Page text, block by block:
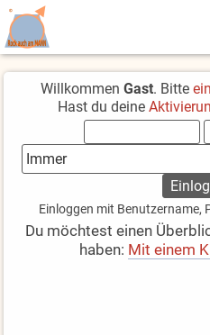
Willkommen Gast. Bitte
Hast du deine
Einloggen mit Benutzername,
Du möchtest einen
haben: Mit einem